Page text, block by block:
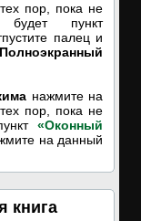
пор, пока не
пункт
палец и
Полноэкранный
нажмите на
пор, пока не
«Оконный
на данный
книга